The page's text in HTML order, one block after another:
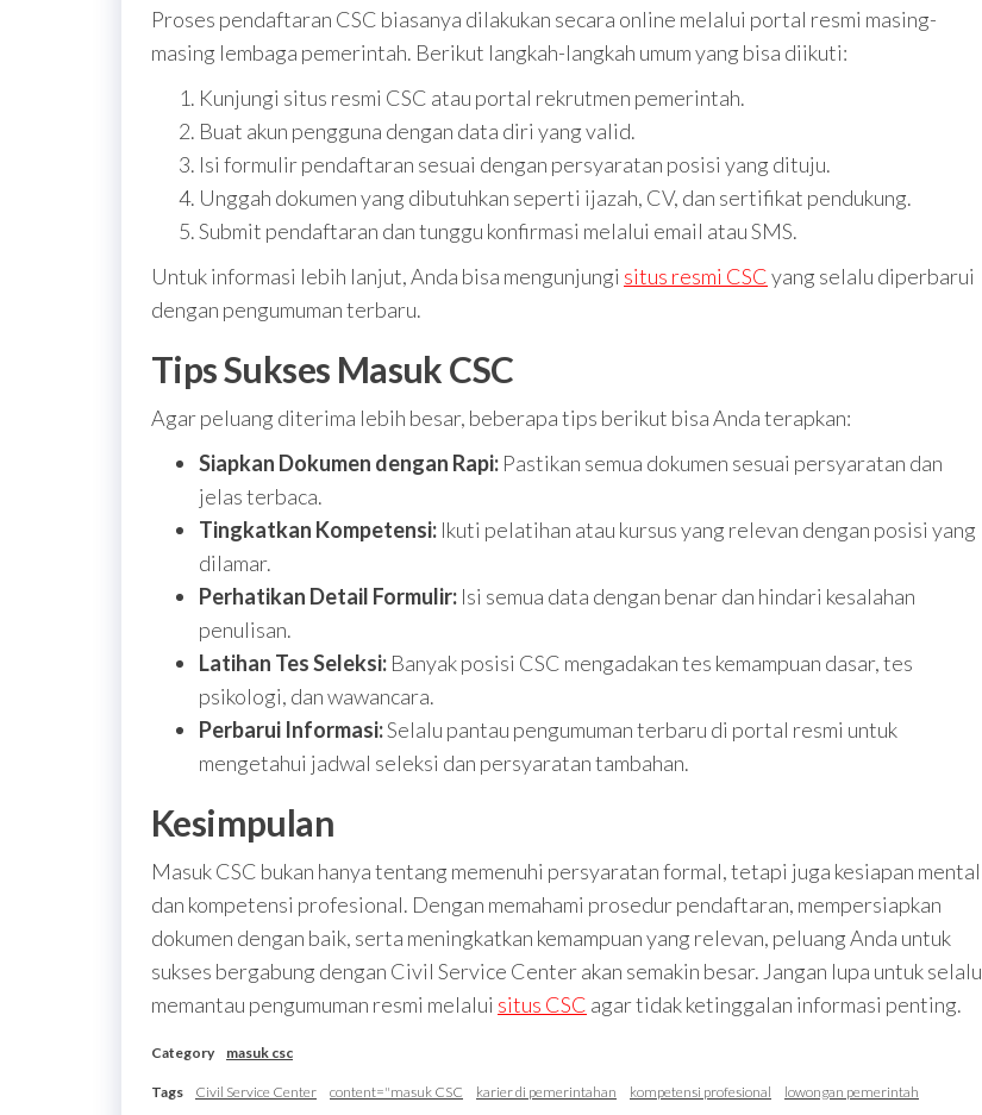
Proses pendaftaran CSC biasanya dilakukan secara online melalui portal resmi masing-
masing lembaga pemerintah. Berikut langkah-langkah umum yang bisa diikuti:
Kunjungi situs resmi CSC atau portal rekrutmen pemerintah.
Buat akun pengguna dengan data diri yang valid.
Isi formulir pendaftaran sesuai dengan persyaratan posisi yang dituju.
Unggah dokumen yang dibutuhkan seperti ijazah, CV, dan sertifikat pendukung.
Submit pendaftaran dan tunggu konfirmasi melalui email atau SMS.
Untuk informasi lebih lanjut, Anda bisa mengunjungi situs resmi CSCyang selalu diperbarui
dengan pengumuman terbaru.
Tips Sukses Masuk CSC
Agar peluang diterima lebih besar, beberapa tips berikut bisa Anda terapkan:
Siapkan Dokumen dengan Rapi: Pastikan semua dokumen sesuai persyaratan dan
jelas terbaca.
Tingkatkan Kompetensi: Ikuti pelatihan atau kursus yang relevan dengan posisi yang
dilamar.
Perhatikan Detail Formulir: Isi semua data dengan benar dan hindari kesalahan
penulisan.
Latihan Tes Seleksi: Banyak posisi CSC mengadakan tes kemampuan dasar, tes
psikologi, dan wawancara.
Perbarui Informasi:Selalu pantau pengumuman terbaru di portal resmi untuk
mengetahui jadwal seleksi dan persyaratan tambahan.
Kesimpulan
Masuk CSC bukan hanya tentang memenuhi persyaratan formal, tetapi juga kesiapan mental
dan kompetensi profesional. Dengan memahami prosedur pendaftaran, mempersiapkan
dokumen dengan baik, serta meningkatkan kemampuan yang relevan, peluang Anda untuk
sukses bergabung dengan Civil Service Center akan semakin besar. Jangan lupa untuk selalu
memantau pengumuman resmi melalui situs CSC agar tidak ketinggalan informasi penting.
Category masuk csc
Tags Civil Service Center content="masuk CSC karier di pemerintahan kompetensi profesional
lowongan pemerintah